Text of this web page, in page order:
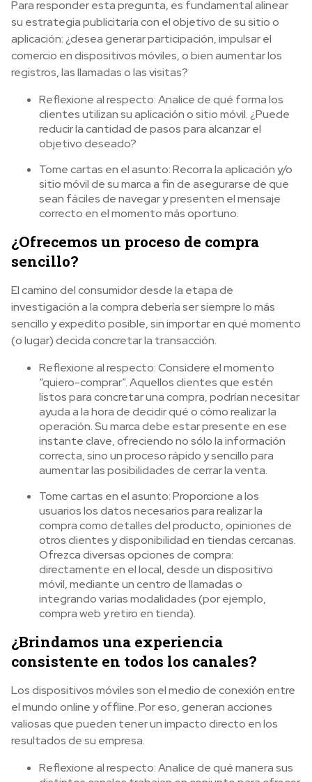
Para responder esta pregunta, es fundamental alinear
su estrategia publicitaria con el objetivo de su sitio o
aplicación: ¿desea generar participación, impulsar el
comercio en dispositivos móviles, o bien aumentar los
registros, las llamadas o las visitas?
Reflexione al respecto: Analice de qué forma los
clientes utilizan su aplicación o sitio móvil. ¿Puede
reducir la cantidad de pasos para alcanzar el
objetivo deseado?
Tome cartas en el asunto: Recorra la aplicación y/o
sitio móvil de su marca a fin de asegurarse de que
sean fáciles de navegar y presenten el mensaje
correcto en el momento más oportuno.
¿Ofrecemos un proceso de compra
sencillo?
El camino del consumidor desde la etapa de
investigación a la compra debería ser siempre lo más
sencillo y expedito posible, sin importar en qué momento
(o lugar) decida concretar la transacción.
Reflexione al respecto: Considere el momento
“quiero-comprar”. Aquellos clientes que estén
listos para concretar una compra, podrían necesitar
ayuda a la hora de decidir qué o cómo realizar la
operación. Su marca debe estar presente en ese
instante clave, ofreciendo no sólo la información
correcta, sino un proceso rápido y sencillo para
aumentar las posibilidades de cerrar la venta.
Tome cartas en el asunto: Proporcione a los
usuarios los datos necesarios para realizar la
compra como detalles del producto, opiniones de
otros clientes y disponibilidad en tiendas cercanas.
Ofrezca diversas opciones de compra:
directamente en el local, desde un dispositivo
móvil, mediante un centro de llamadas o
integrando varias modalidades (por ejemplo,
compra web y retiro en tienda).
¿Brindamos una experiencia
consistente en todos los canales?
Los dispositivos móviles son el medio de conexión entre
el mundo online y offline. Por eso, generan acciones
valiosas que pueden tener un impacto directo en los
resultados de su empresa.
Reflexione al respecto: Analice de qué manera sus